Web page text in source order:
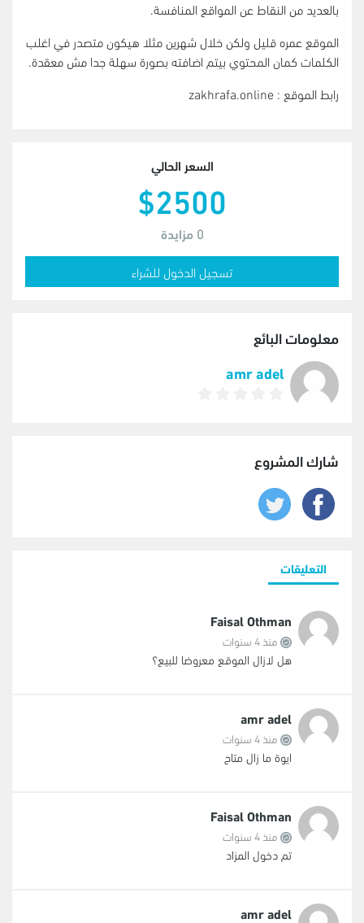
بالعديد من النقاط عن المواقع المنافسة.
الموقع عمره قليل ولكن خلال شهرين مثلا هيكون متصدر في اغلب
الكلمات كمان المحتوي بيتم اضافته بصورة سهلة جدا مش معقدة.
رابط الموقع : zakhrafa.online
السعر الحالي
$2500
0 مزايدة
تسجيل الدخول للشراء
معلومات البائع
amr adel
شارك المشروع
التعليقات
Faisal Othman
منذ 4 سنوات
هل لازال الموقع معروضا للبيع؟
amr adel
منذ 4 سنوات
ايوة ما زال متاح
Faisal Othman
منذ 4 سنوات
تم دخول المزاد
amr adel